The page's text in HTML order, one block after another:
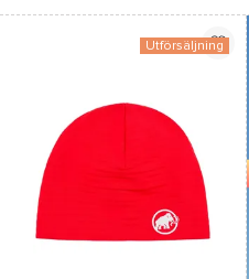
Utförsäljning